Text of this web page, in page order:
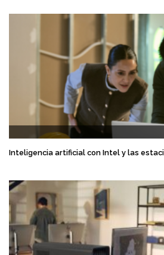
Inteligencia artificial con Intel y las